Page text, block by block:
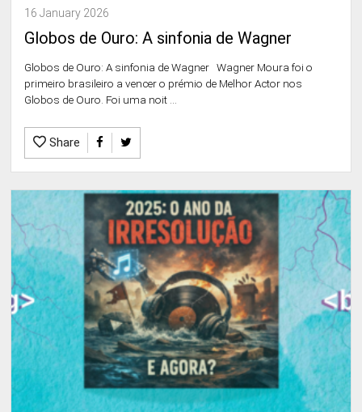
16 January 2026
Globos de Ouro: A sinfonia de Wagner
Globos de Ouro: A sinfonia de Wagner Wagner Moura foi o
primeiro brasileiro a vencer o prémio de Melhor Actor nos
Globos de Ouro. Foi uma noit ...
Share